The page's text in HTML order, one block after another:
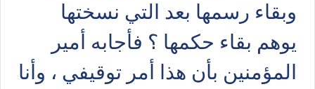
وبقاء رسمها بعد التي نسختها
يوهم بقاء حكمها ؟ فأجابه أمير
المؤمنين بأن هذا أمر توقيفي ، وأنا